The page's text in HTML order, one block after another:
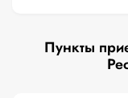
Пункты